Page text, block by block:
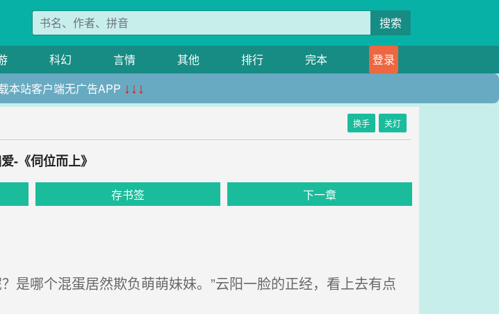
搜索
科幻 言情 其他 排行 完本
登录
本站客户端无广告APP ↓↓↓
换手 关灯
-《伺位而上》
存书签 下一章
是哪个混蛋居然欺负萌萌妹妹。”云阳一脸的正经，看上去有点